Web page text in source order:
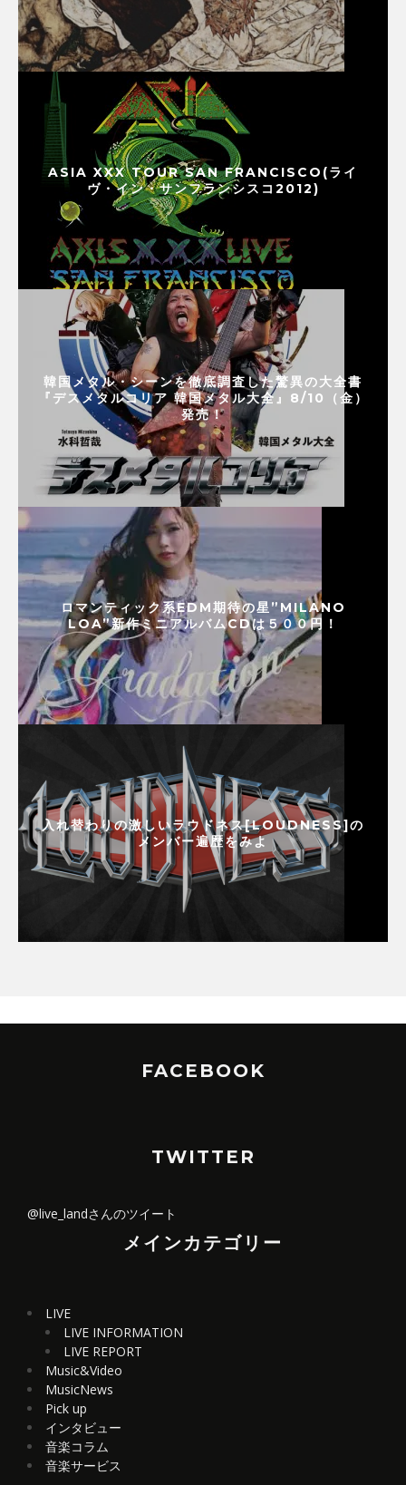
ASIA XXX TOUR SAN FRANCISCO(ライ
ヴ・イン・サンフランシスコ2012)
韓国メタル・シーンを徹底調査した驚異の大全書
『デスメタルコリア 韓国メタル大全』8/10（金）
発売！
ロマンティック系EDM期待の星”MILANO
LOA”新作ミニアルバムCDは５００円！
入れ替わりの激しいラウドネス[LOUDNESS]の
メンバー遍歴をみよ
FACEBOOK
TWITTER
@live_landさんのツイート
メインカテゴリー
LIVE
LIVE INFORMATION
LIVE REPORT
Music&Video
MusicNews
Pick up
インタビュー
音楽コラム
音楽サービス